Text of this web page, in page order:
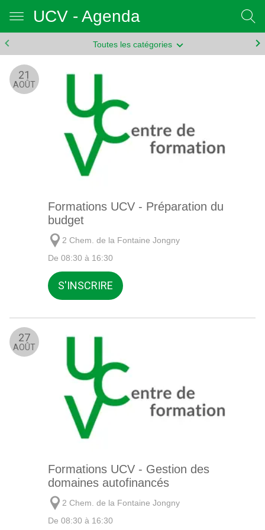
UCV - Agenda
Toutes les catégories
21
AOÛT
Formations UCV - Préparation du
budget
2 Chem. de la Fontaine Jongny
De 08:30 à 16:30
S'INSCRIRE
27
AOÛT
Formations UCV - Gestion des
domaines autofinancés
2 Chem. de la Fontaine Jongny
De 08:30 à 16:30